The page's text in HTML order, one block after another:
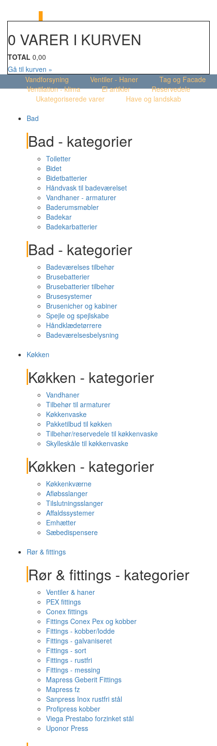
0 VARER I KURVEN
TOTAL 0,00
Gå til kurven »
Vandforsyning
Ventiler - Haner
Tag og Facade
Ventilation - klima
El artikler
Reservedele
Ukategoriserede varer
Have og landskab
Bad
Bad - kategorier
Toiletter
Bidet
Bidetbatterier
Håndvask til badeværelset
Vandhaner - armaturer
Baderumsmøbler
Badekar
Badekarbatterier
Bad - kategorier
Badeværelses tilbehør
Brusebatterier
Brusebatterier tilbehør
Brusesystemer
Brusenicher og kabiner
Spejle og spejlskabe
Håndklædetørrere
Badeværelsesbelysning
Køkken
Køkken - kategorier
Vandhaner
Tilbehør til armaturer
Køkkenvaske
Pakketilbud til køkken
Tilbehør/reservedele til køkkenvaske
Skylleskåle til køkkenvaske
Køkken - kategorier
Køkkenkværne
Afløbsslanger
Tilslutningsslanger
Affaldssystemer
Emhætter
Sæbedispensere
Rør & fittings
Rør & fittings - kategorier
Ventiler & haner
PEX fittings
Conex fittings
Fittings Conex Pex og kobber
Fittings - kobber/lodde
Fittings - galvaniseret
Fittings - sort
Fittings - rustfri
Fittings - messing
Mapress Geberit Fittings
Mapress fz
Sanpress Inox rustfri stål
Profipress kobber
Viega Prestabo forzinket stål
Uponor Press